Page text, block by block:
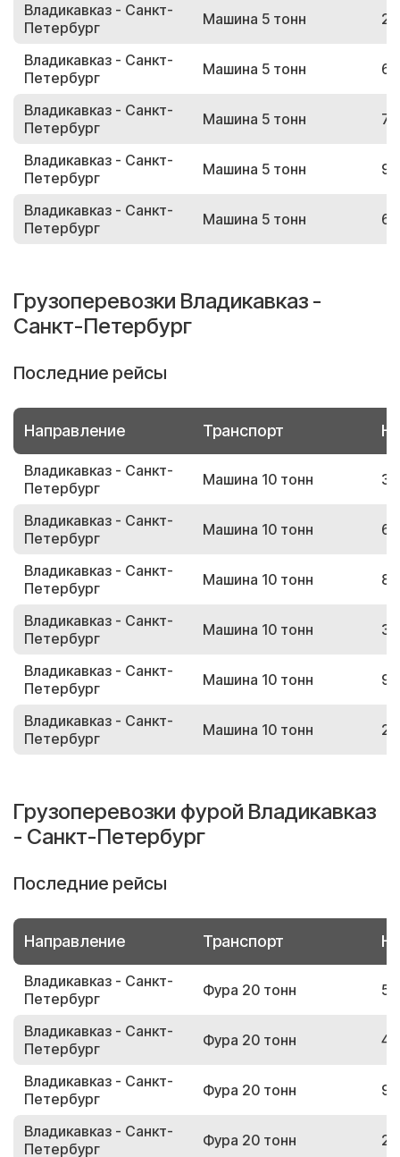
Владикавказ - Санкт-
Петербург
Машина 5 тонн
Владикавказ - Санкт-
Петербург
Машина 5 тонн
Владикавказ - Санкт-
Петербург
Машина 5 тонн
Владикавказ - Санкт-
Петербург
Машина 5 тонн
Владикавказ - Санкт-
Петербург
Машина 5 тонн
Грузоперевозки Владикавказ -
Санкт-Петербург
Последние рейсы
Направление Транспорт
Владикавказ - Санкт-
Петербург
Машина 10 тонн
Владикавказ - Санкт-
Петербург
Машина 10 тонн
Владикавказ - Санкт-
Петербург
Машина 10 тонн
Владикавказ - Санкт-
Петербург
Машина 10 тонн
Владикавказ - Санкт-
Петербург
Машина 10 тонн
Владикавказ - Санкт-
Петербург
Машина 10 тонн
Грузоперевозки фурой Владикавказ
- Санкт-Петербург
Последние рейсы
Направление Транспорт
Владикавказ - Санкт-
Петербург
Фура 20 тонн
Владикавказ - Санкт-
Петербург
Фура 20 тонн
Владикавказ - Санкт-
Петербург
Фура 20 тонн
Владикавказ - Санкт-
Петербург
Фура 20 тонн